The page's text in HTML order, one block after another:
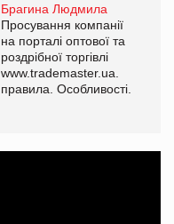
Брагина Людмила
Просування компанії
на порталі оптової та
роздрібної торгівлі
www.trademaster.ua.
правила. Особливості.